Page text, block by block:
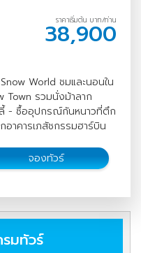
ราคาเริ่มต้น บาท/ท่าน
38,900
World ชมและนอนใน
Town รวมนั่งม้าลาก
ลี้ - ซื้ออุปกรณ์กันหนาวที่ตึก
าคารเภสัชกรรมฮาร์บิน
จองทัวร์
มทัวร์